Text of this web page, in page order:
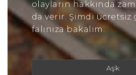
olayların hakkında
da verir. Şimdi
falınıza bakalım.
Aşk